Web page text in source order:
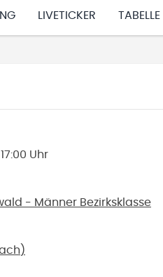
LIVETICKER TABELLE
Uhr
- Männer Bezirksklasse
)